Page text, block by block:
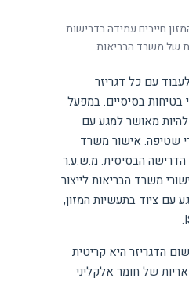
חייבים עמידה בדרישות
של משרד הבריאות
עם כל דגריזר
בטיחות בסיסיים. במפעל
להיות מאושר למגע עם
שטיפה. אישור משרד
הבסיסית. מ.ש.ע.ר
משרד הבריאות לייצור
עם ציוד בתעשיות המזון,
הדגריזר היא קריטית
של חומר אלקליני